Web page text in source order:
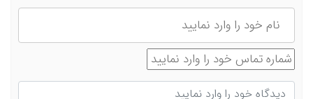
نام
شماره تماس
دیدگاه